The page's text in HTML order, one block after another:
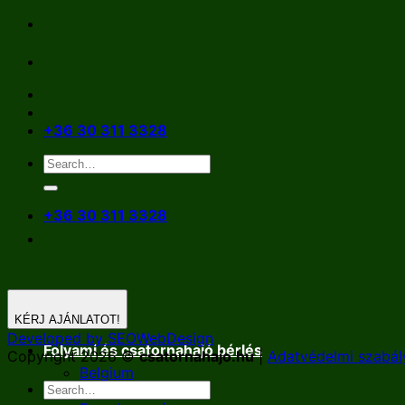
Skip
content
+36 30 311 3328
+36 30 311 3328
Folyami és csatornahajó bérlés
Belgium
Németország
KÉRJ AJÁNLATOT!
Developed by SEOWebDesign
Copyright 2026 ©csatornahajo.hu| Adatvédelmi